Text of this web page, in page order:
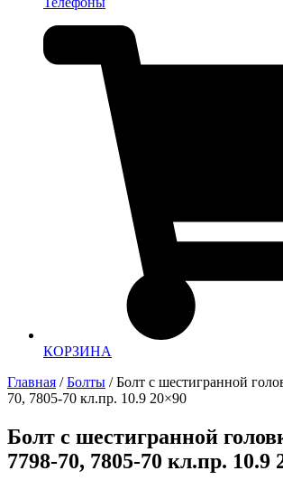
КОРЗИНА
Главная /Болты / Болт с шестигранной
70, 7805-70 кл.пр. 10.9 20×90
Болт с шестигранной
7798-70, 7805-70 кл.пр. 10.9